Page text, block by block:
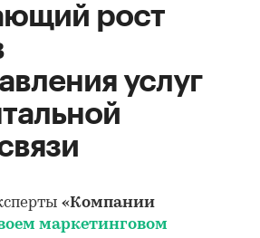
рост
услуг
«Компании
маркетинговом